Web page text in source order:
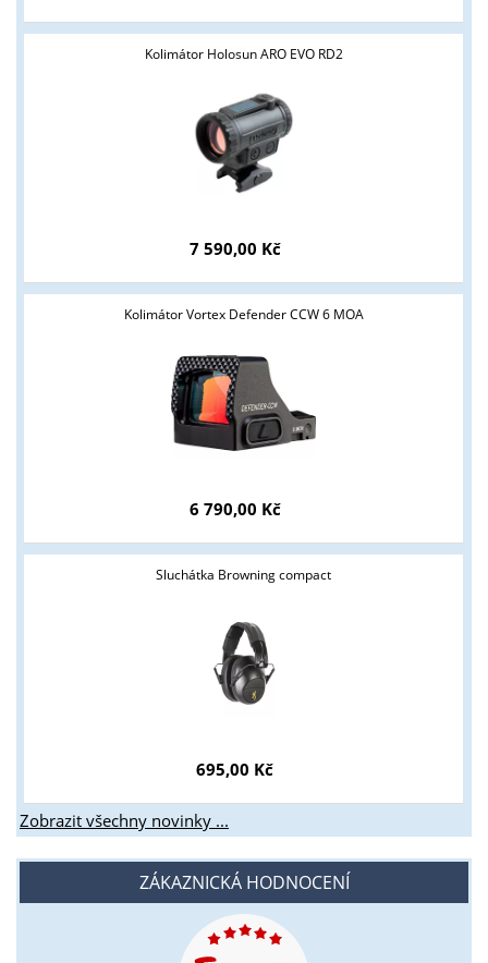
Kolimátor Holosun ARO EVO RD2
7 590,00 Kč
Kolimátor Vortex Defender CCW 6 MOA
6 790,00 Kč
Sluchátka Browning compact
695,00 Kč
Zobrazit všechny novinky ...
ZÁKAZNICKÁ HODNOCENÍ
Tyto stránky jsou určeny pouze odborné veřejnosti od 18 let a
podmínky?